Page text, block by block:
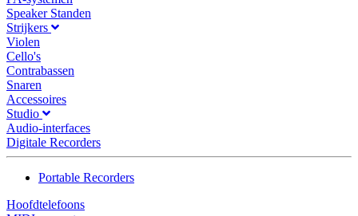
Speaker Standen
Strijkers
Violen
Cello's
Contrabassen
Snaren
Accessoires
Studio
Audio-interfaces
Digitale Recorders
Portable Recorders
Hoofdtelefoons